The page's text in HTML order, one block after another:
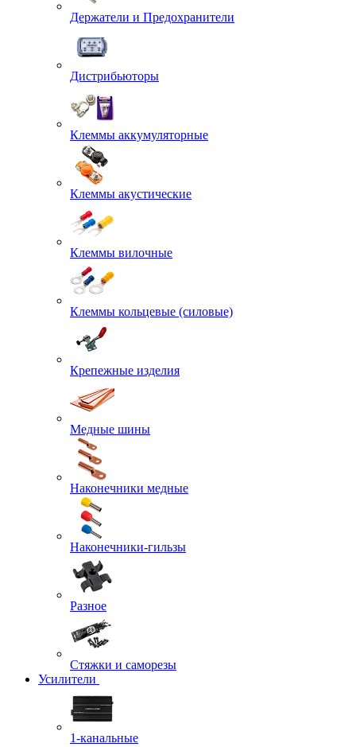
Держатели и Предохранители
Дистрибьюторы
Клеммы аккумуляторные
Клеммы акустические
Клеммы вилочные
Клеммы кольцевые (силовые)
Крепежные изделия
Медные шины
Наконечники медные
Наконечники-гильзы
Разное
Стяжки и саморезы
Усилители
1-канальные